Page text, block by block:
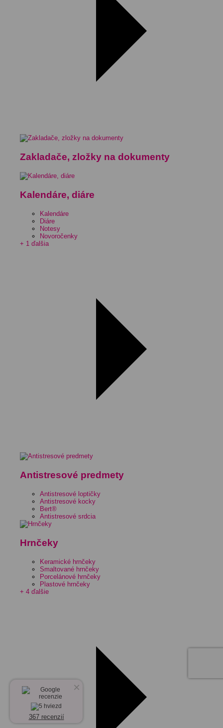
Zakladače, zložky na dokumenty
Kalendáre, diáre
Kalendáre
Diáre
Notesy
Novoročenky
+ 1 ďalšia
Antistresové predmety
Antistresové loptičky
Antistresové kocky
Bert®
Antistresové srdcia
Hrnčeky
Keramické hrnčeky
Smaltované hrnčeky
Porcelánové hrnčeky
Plastové hrnčeky
+ 4 ďalšie
×
367 recenzií